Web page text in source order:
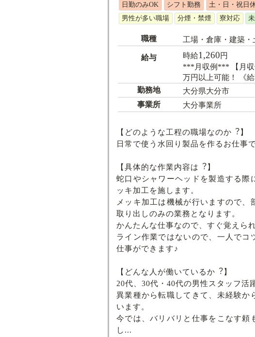
日勤のみOK シフト勤務 土・日・祝日
男性が多い職場
分煙・禁煙 寮対応
職種 工場・倉庫・建築・
給与 時給1,260円
***月収例*** 【月収
万円以上可能！ 《
勤務地
大分県大分市
事業所
大分事業所
【どのような⼯程の職場なのか︖】
日常で使う水回り製品を作るお仕事で
【具体的な作業内容は︖】
蛇口やシャワーヘッドを製造する際
ッキ加工を施します。
メッキ加工は機械が行いますので、
取り出しのみの業務となります。
かんたんな仕事なので、すぐ覚えら
ライン作業ではないので、⼀⼈でコ
仕事ができます♪
【どんな⼈が働いているか︖】
20代、30代・40代の男性スタッフ活
異業種から転職してきて、未経験か
います。
今では、バリバリと仕事をこなす頼
し...